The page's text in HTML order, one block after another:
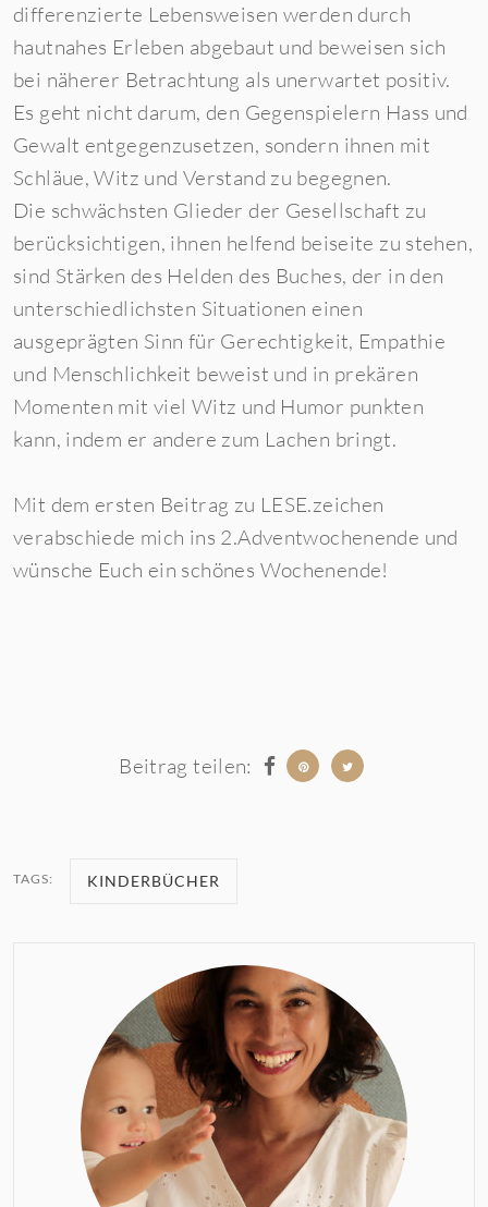
differenzierte Lebensweisen werden durch
hautnahes Erleben abgebaut und beweisen sich
bei näherer Betrachtung als unerwartet positiv.
Es geht nicht darum, den Gegenspielern Hass und
Gewalt entgegenzusetzen, sondern ihnen mit
Schläue, Witz und Verstand zu begegnen.
Die schwächsten Glieder der Gesellschaft zu
berücksichtigen, ihnen helfend beiseite zu stehen,
sind Stärken des Helden des Buches, der in den
unterschiedlichsten Situationen einen
ausgeprägten Sinn für Gerechtigkeit, Empathie
und Menschlichkeit beweist und in prekären
Momenten mit viel Witz und Humor punkten
kann, indem er andere zum Lachen bringt.
Mit dem ersten Beitrag zu LESE.zeichen
verabschiede mich ins 2.Adventwochenende und
wünsche Euch ein schönes Wochenende!
Beitrag teilen:
TAGS: KINDERBÜCHER